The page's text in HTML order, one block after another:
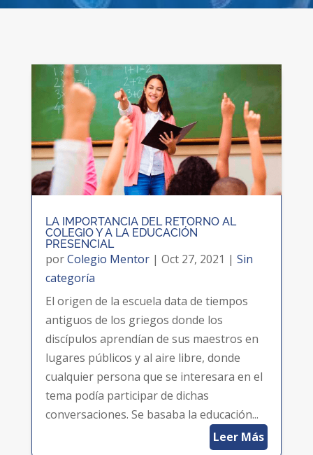
LA IMPORTANCIA DEL RETORNO AL
COLEGIO Y A LA EDUCACIÓN
PRESENCIAL
porColegio Mentor| Oct 27, 2021 | Sin
categoría
El origen de la escuela data de tiempos
antiguos de los griegos donde los
discípulos aprendían de sus maestros en
lugares públicos y al aire libre, donde
cualquier persona que se interesara en el
tema podía participar de dichas
conversaciones. Se basaba la educación...
Leer Más